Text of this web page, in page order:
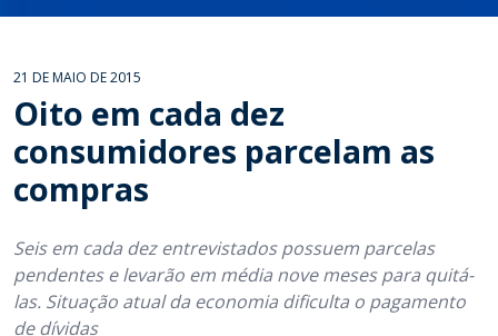
21 DE MAIO DE 2015
Oito em cada dez
consumidores parcelam as
compras
Seis em cada dez entrevistados possuem parcelas
pendentes e levarão em média nove meses para quitá-
las. Situação atual da economia dificulta o pagamento
de dívidas